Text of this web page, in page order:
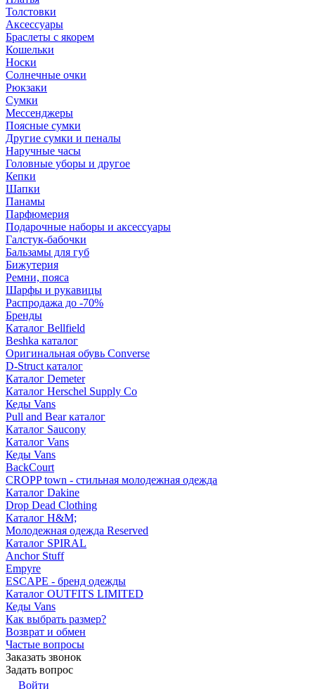
Толстовки
Аксессуары
Браслеты с якорем
Кошельки
Носки
Солнечные очки
Рюкзаки
Сумки
Мессенджеры
Поясные сумки
Другие сумки и пеналы
Наручные часы
Головные уборы и другое
Кепки
Шапки
Панамы
Парфюмерия
Подарочные наборы и аксессуары
Галстук-бабочки
Бальзамы для губ
Бижутерия
Ремни, пояса
Шарфы и рукавицы
Распродажа до -70%
Бренды
Каталог Bellfield
Beshka каталог
Оригинальная обувь Converse
D-Struct каталог
Каталог Demeter
Каталог Herschel Supply Co
Кеды Vans
Pull and Bear каталог
Каталог Saucony
Каталог Vans
Кеды Vans
BackCourt
CROPP town - стильная молодежная одежда
Каталог Dakine
Drop Dead Clothing
Каталог H&M;
Молодежная одежда Reserved
Каталог SPIRAL
Anchor Stuff
Empyre
ESCAPE - бренд одежды
Каталог OUTFITS LIMITED
Кеды Vans
Как выбрать размер?
Возврат и обмен
Частые вопросы
Заказать звонок
Задать вопрос
Войти